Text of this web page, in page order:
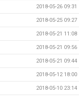
2018-05-26 09:31
2018-05-25 09:27
2018-05-21 11:08
2018-05-21 09:56
2018-05-21 09:44
2018-05-12 18:00
2018-05-10 23:14